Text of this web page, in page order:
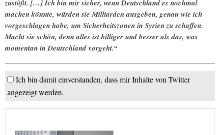
zustößt. […] Ich bin mir sicher, wenn Deutschland es nochmal
machen könnte, würden sie Milliarden ausgeben, genau wie ich
vorgeschlagen habe, um Sicherheitszonen in Syrien zu schaffen.
Macht sie schön, denn alles ist billiger und besser als das, was
momentan in Deutschland vorgeht.“
Ich bin damit einverstanden, dass mir Inhalte von Twitter
angezeigt werden.